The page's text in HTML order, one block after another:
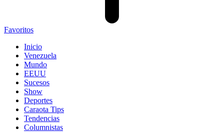
Favoritos
Inicio
Venezuela
Mundo
EEUU
Sucesos
Show
Deportes
Caraota Tips
Tendencias
Columnistas